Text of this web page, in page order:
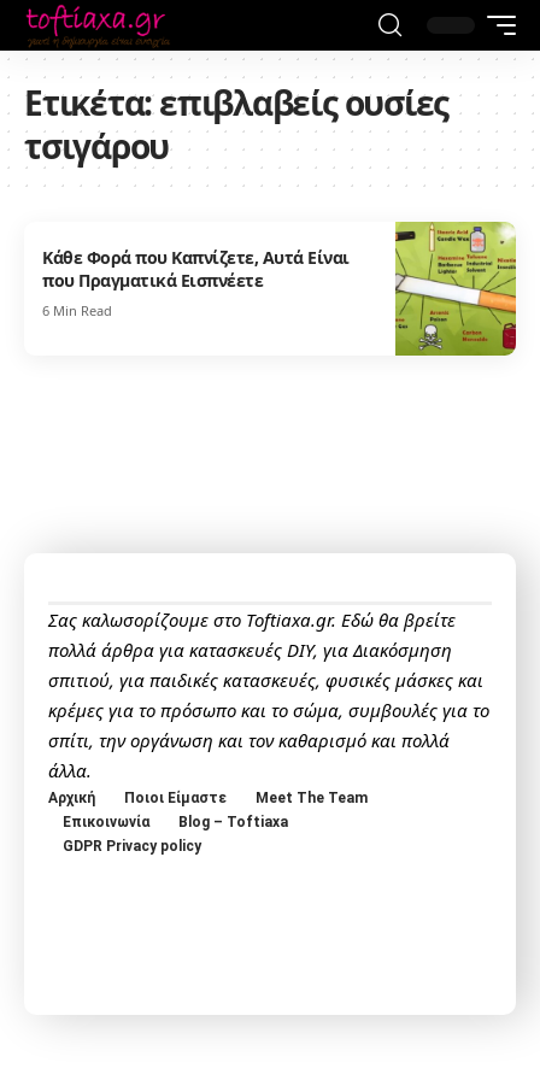
Ετικέτα:επιβλαβείς ουσίες
τσιγάρου
Κάθε Φορά που Καπνίζετε, Αυτά Είναι
που Πραγματικά Εισπνέετε
6 Min Read
Σας καλωσορίζουμε στο Toftiaxa.gr. Εδώ θα βρείτε
πολλά άρθρα για κατασκευές DIY, για Διακόσμηση
σπιτιού, για παιδικές κατασκευές, φυσικές μάσκες και
κρέμες για το πρόσωπο και το σώμα, συμβουλές για το
σπίτι, την οργάνωση και τον καθαρισμό και πολλά
άλλα.
Αρχική Ποιοι Είμαστε
Meet The Team
Επικοινωνία
Blog – Toftiaxa
GDPR Privacy policy